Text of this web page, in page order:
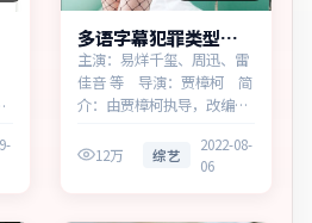
多语字幕犯罪类型天
际边界免费点播
主演：易烊千玺、周迅、雷
佳音 等 导演：贾樟柯 简
介：由贾樟柯执导，改编自
罪作品。在科技与人性的交
界处，叙事围绕人物抉择与
幽微灰域。主演以细腻表演
12万 综艺
2022-08-
06